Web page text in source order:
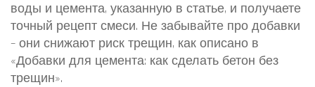
воды и цемента, указанную в статье, и получаете
точный рецепт смеси. Не забывайте про добавки
– они снижают риск трещин, как описано в
«Добавки для цемента: как сделать бетон без
трещин».